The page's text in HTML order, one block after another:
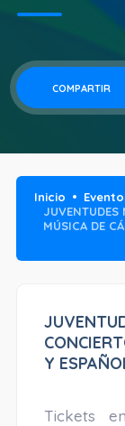
COMPARTIR
Inicio
JUVENTUDES
MÚSICA DE
Y
Tickets